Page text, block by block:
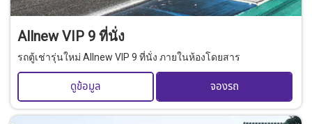
Allnew VIP 9 ที่นั่ง
รถตู้เช่ารุ่นใหม่ Allnew VIP 9 ที่นั่ง ภายในห้องโดยสาร
ดูข้อมูล จองรถ